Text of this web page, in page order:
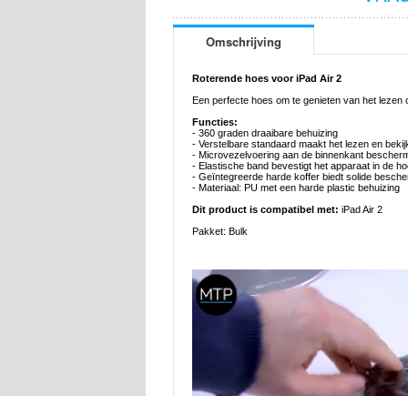
Omschrijving
Roterende hoes voor iPad Air 2
Een perfecte hoes om te genieten van het
Functies:
- 360 graden draaibare behuizing
- Verstelbare standaard maakt het lezen en
- Microvezelvoering aan de binnenkant
- Elastische band bevestigt het apparaat in de
- Geïntegreerde harde koffer biedt solide
- Materiaal: PU met een harde plastic behuizing
Dit product is compatibel met: iPad Air 2
Pakket: Bulk